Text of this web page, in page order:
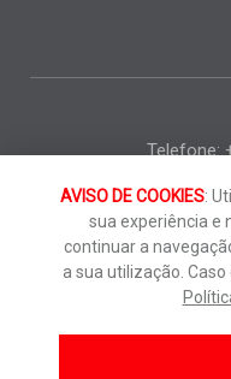
Telefone:
© 2026 Roto
Condições gerais
| Política da
AVISO DE COOKIES:
sua experiência e
continuar a
a sua utilização.